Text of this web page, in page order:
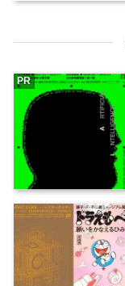
PR